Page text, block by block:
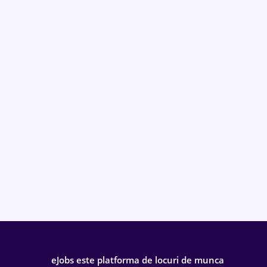
eJobs este platforma de locuri de munca